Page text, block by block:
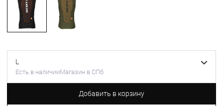
L
Есть в наличииМагазин в СПб
Добавить в корзину